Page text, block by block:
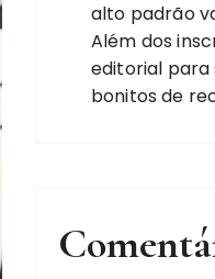
alto padrão
Além dos
editorial para
bonitos de